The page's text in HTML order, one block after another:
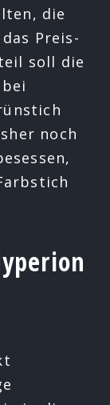
die
Preis-
soll die
noch